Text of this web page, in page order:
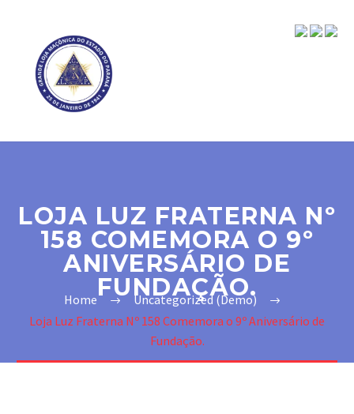
LOJA LUZ FRATERNA Nº
158 COMEMORA O 9º
ANIVERSÁRIO DE
FUNDAÇÃO.
Home
Uncategorized (Demo)
Loja Luz Fraterna Nº 158 Comemora o 9º Aniversário de
Fundação.